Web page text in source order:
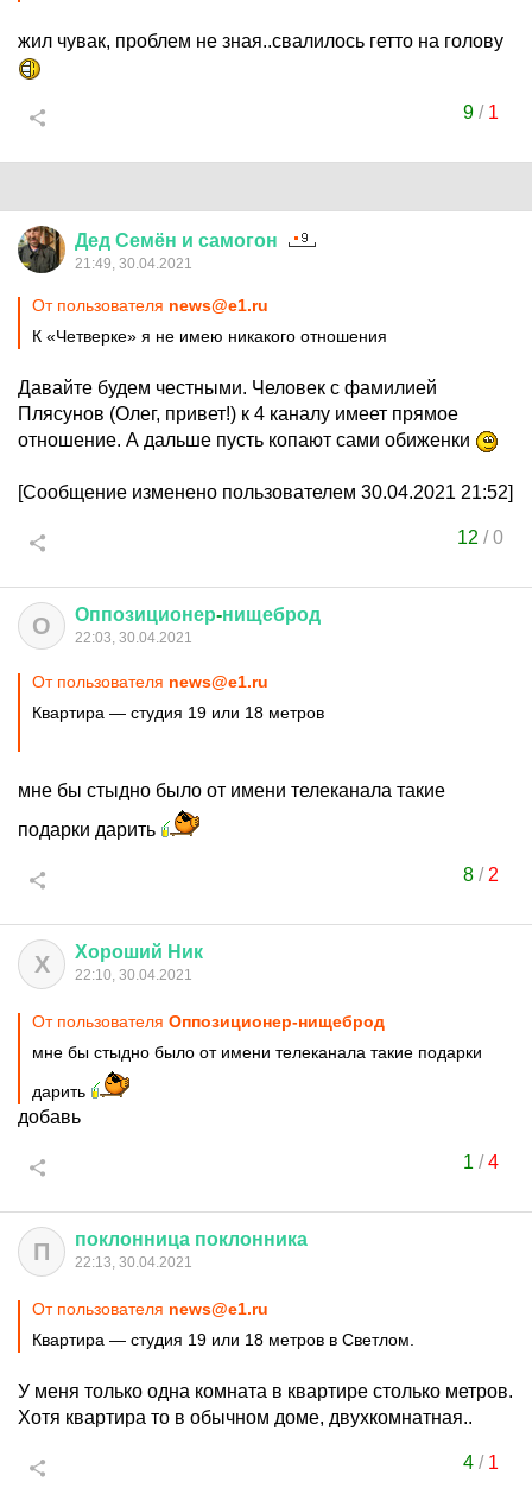
жил чувак, проблем не зная..свалилось гетто на голову
9/ 1
Дед Семён и самогон
21:49, 30.04.2021
От пользователя news@e1.ru
К «Четверке» я не имею никакого отношения
Давайте будем честными. Человек с фамилией
Плясунов (Олег, привет!) к 4 каналу имеет прямое
отношение. А дальше пусть копают сами обиженки
[Сообщение изменено пользователем 30.04.2021 21:52]
12 /0
О Оппозиционер-нищеброд
22:03, 30.04.2021
От пользователя news@e1.ru
Квартира — студия 19 или 18 метров
мне бы стыдно было от имени телеканала такие
подарки дарить
8/ 2
Х Хороший Ник
22:10, 30.04.2021
От пользователя Оппозиционер-нищеброд
мне бы стыдно было от имени телеканала такие подарки
дарить
добавь
1 /4
П поклонница поклонника
22:13, 30.04.2021
От пользователя news@e1.ru
Квартира — студия 19 или 18 метров в Светлом.
У меня только одна комната в квартире столько метров.
Хотя квартира то в обычном доме, двухкомнатная..
4/ 1